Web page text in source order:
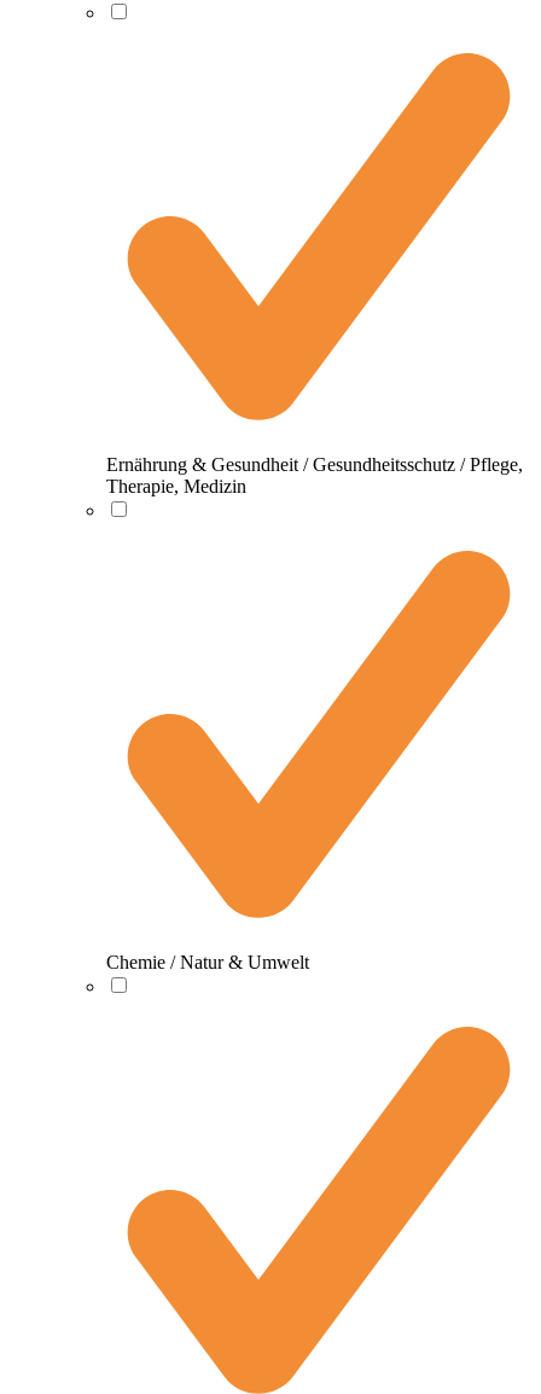
Ernährung & Gesundheit / Gesundheitsschutz / Pflege,
Therapie, Medizin
Chemie / Natur & Umwelt